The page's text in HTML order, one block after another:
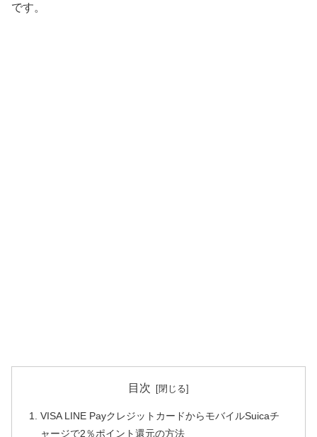
です。
目次
VISA LINE PayクレジットカードからモバイルSuicaチ
ャージで2％ポイント還元の方法